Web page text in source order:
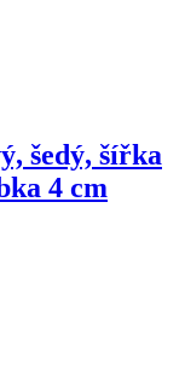
šedý, šířka
4 cm